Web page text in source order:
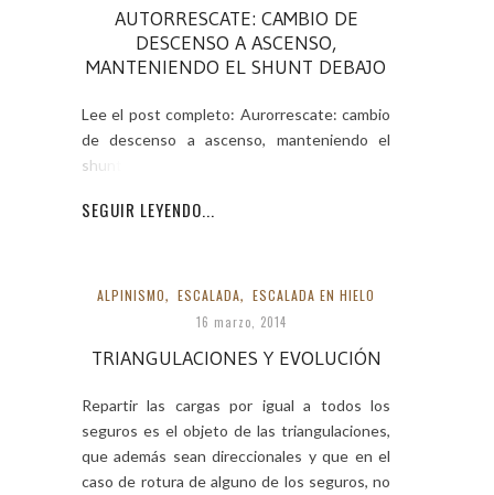
AUTORRESCATE: CAMBIO DE
DESCENSO A ASCENSO,
MANTENIENDO EL SHUNT DEBAJO
Lee el post completo: Aurorrescate: cambio
de descenso a ascenso, manteniendo el
shunt debajo
SEGUIR LEYENDO...
ALPINISMO, ESCALADA, ESCALADA EN HIELO
16 marzo, 2014
TRIANGULACIONES Y EVOLUCIÓN
Repartir las cargas por igual a todos los
seguros es el objeto de las triangulaciones,
que además sean direccionales y que en el
caso de rotura de alguno de los seguros, no